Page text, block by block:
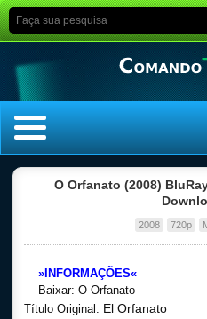
O Orfanato (2008)
2008 720p
»INFORMAÇÕES«
Baixar: O Orfanato
Título Original: El Orfanato